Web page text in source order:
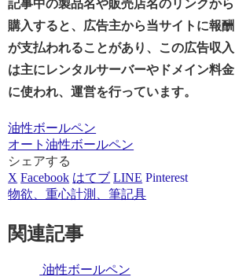
記事中の製品名や販売店名のリンクから
購入すると、広告主から当サイトに報酬
が支払われることがあり、この広告収入
は主にレンタルサーバーやドメイン料金
に使われ、運営を行っています。
油性ボールペン
オート油性ボールペン
シェアする
X Facebook はてブ LINE Pinterest
物欲、重心計測、筆記具
関連記事
油性ボールペン